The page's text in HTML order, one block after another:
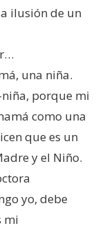
ilusión de un
una niña.
porque mi
como una
que es un
y el Niño.
yo, debe
mi